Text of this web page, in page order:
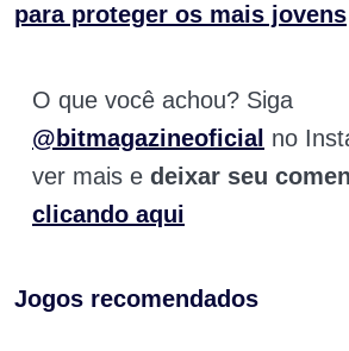
para proteger os mais jovens
O que você achou? Siga
@bitmagazineoficial no
ver mais e deixar seu
clicando aqui
Jogos recomendados